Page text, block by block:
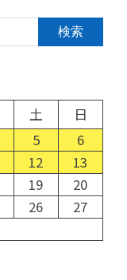
土
日
5
6
12
13
19
20
26
27